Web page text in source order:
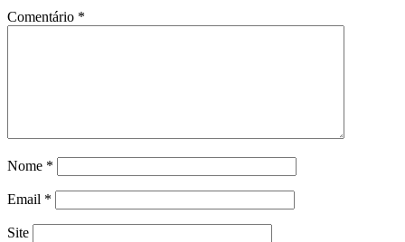
Comentário *
Nome *
Email *
Site